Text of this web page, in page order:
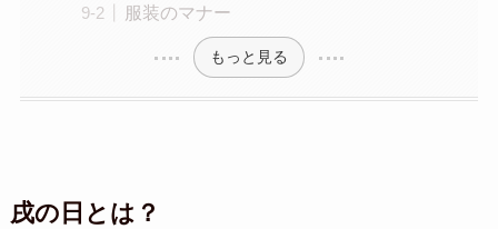
服装のマナー
もっと見る
戌の日とは？